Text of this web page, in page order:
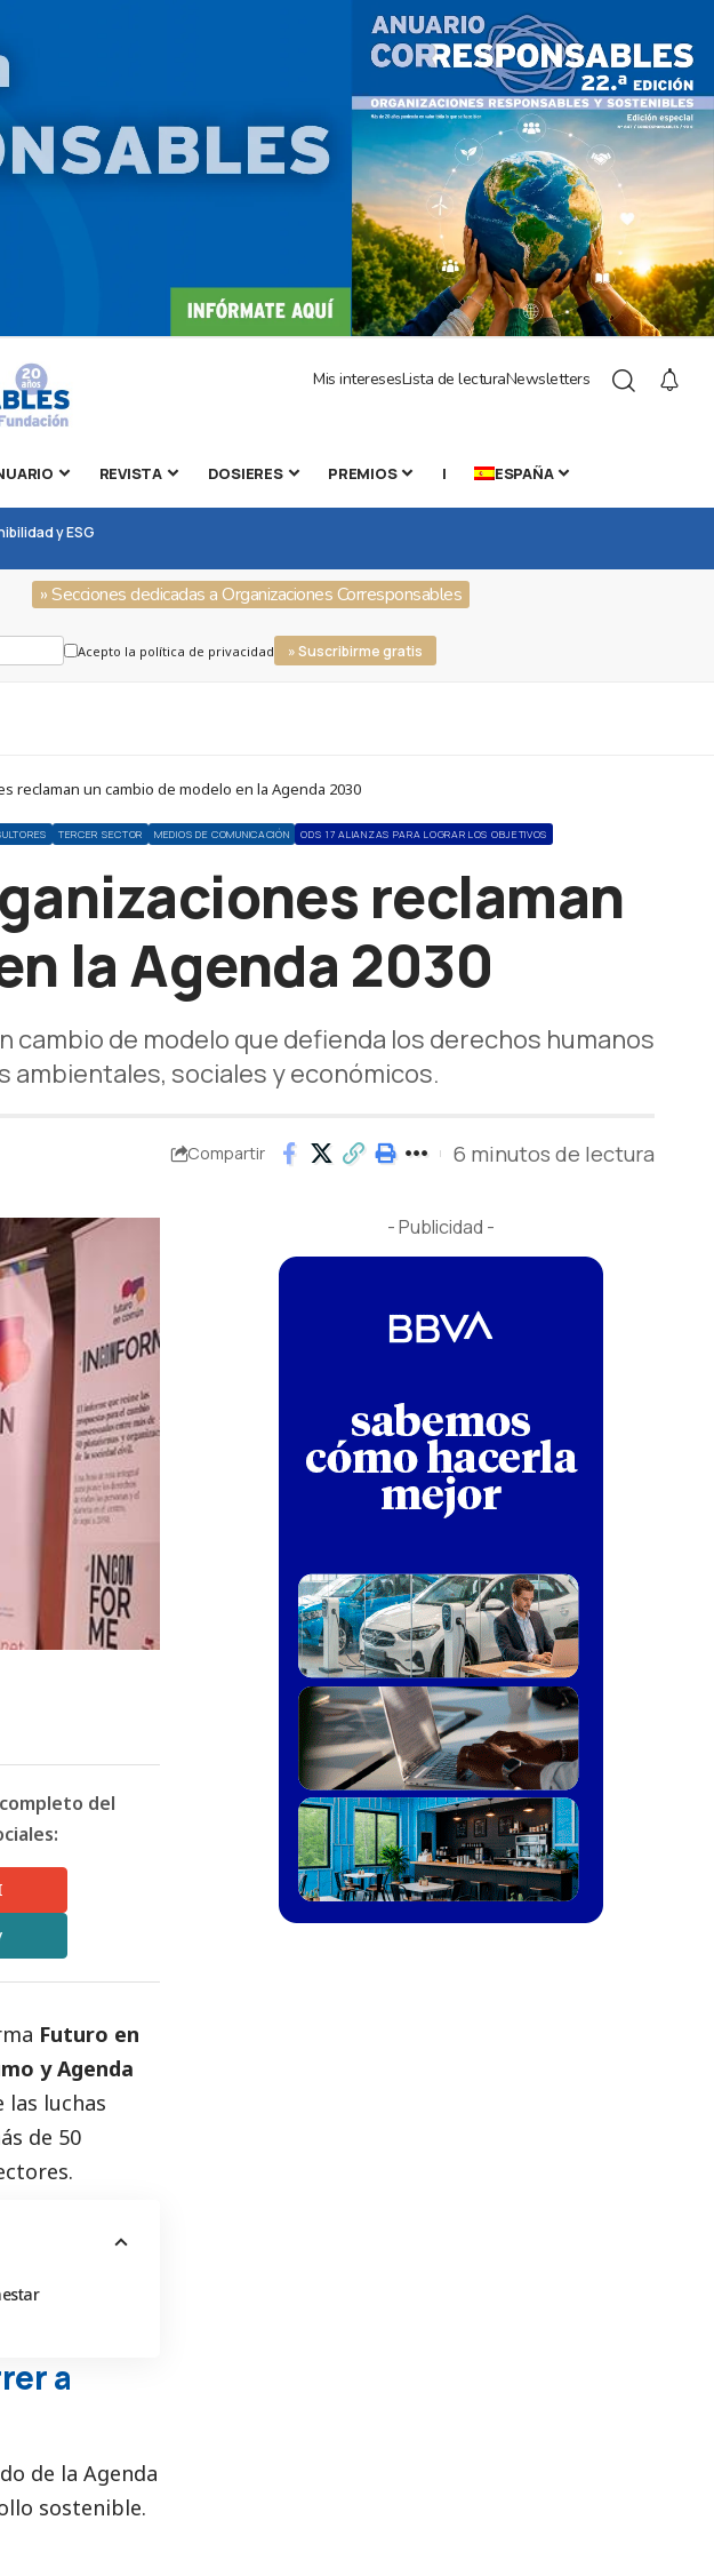
Mis interesesLista de lecturaNewsletters
REVISTA DOSIERES PREMIOS | ESPAÑA
y ESG
» Secciones dedicadas a Organizaciones Corresponsables
Acepto la política de privacidad » Suscribirme gratis
reclaman un cambio de modelo en la Agenda 2030
TERCER SECTOR MEDIOS DE COMUNICACIÓN ODS 17 ALIANZAS PARA LOGRAR LOS OBJETIVOS
reclaman
la Agenda 2030
de modelo que defienda los derechos humanos
ambientales, sociales y económicos.
Compartir 6 minutos de lectura
del
Futuro en
y Agenda
las luchas
de 50
a
de la Agenda
sostenible.
- Publicidad -